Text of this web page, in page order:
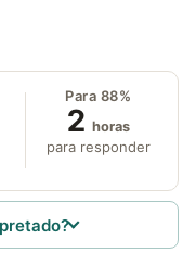
Para 88%
2 horas
para responder